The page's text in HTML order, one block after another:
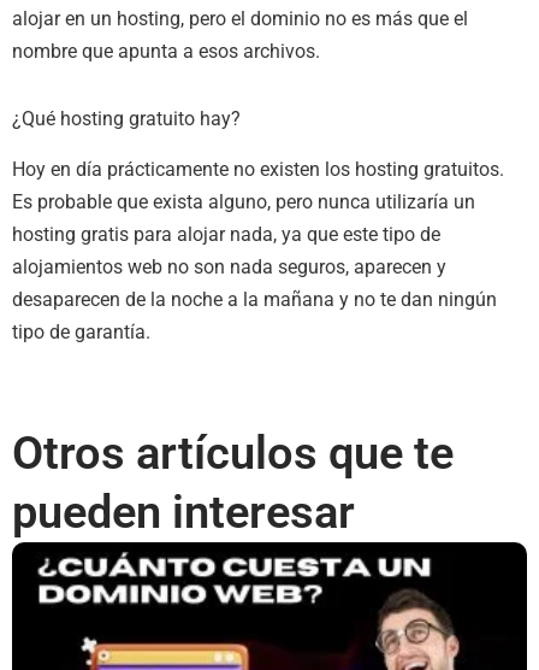
alojar en un hosting, pero el dominio no es más que el
nombre que apunta a esos archivos.
¿Qué hosting gratuito hay?
Hoy en día prácticamente no existen los hosting gratuitos.
Es probable que exista alguno, pero nunca utilizaría un
hosting gratis para alojar nada, ya que este tipo de
alojamientos web no son nada seguros, aparecen y
desaparecen de la noche a la mañana y no te dan ningún
tipo de garantía.
Otros artículos que te
pueden interesar